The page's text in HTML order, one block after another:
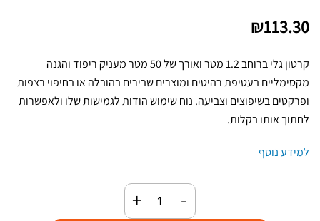
₪113.30
קרטון גלי ברוחב 1.2 מטר ואורך של 50 מטר מעניק ריפוד והגנה
מקסימליים בעטיפת רהיטים ומוצרים שבירים בהובלה או בחיפוי רצפות
ופרקטים בשיפוצים וצביעה. נוח שימוש הודות לגמישות שלו ולאפשרות
לחתוך אותו בקלות.
למידע נוסף
-
+